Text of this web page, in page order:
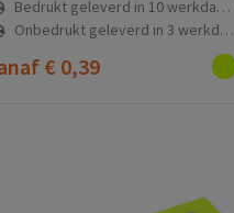
Bedrukt geleverd in 10 werkdag(en)
Onbedrukt geleverd in 3 werkdag(en)
€ 0,39